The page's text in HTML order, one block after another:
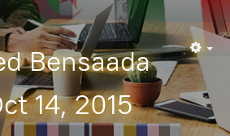
Bensaada
14, 2015